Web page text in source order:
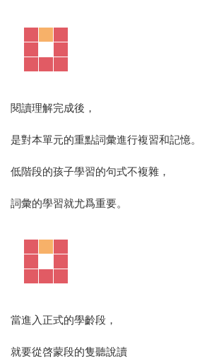
閱讀理解完成後，
是對本單元的重點詞彙進行複習和記憶。
低階段的孩子學習的句式不複雜，
詞彙的學習就尤爲重要。
當進入正式的學齡段，
就要從啓蒙段的隻聽說讀